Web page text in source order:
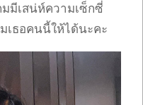
มีเสน่ห์ความเซ็กซี่
เธอคนนี้ให้ได้นะคะ